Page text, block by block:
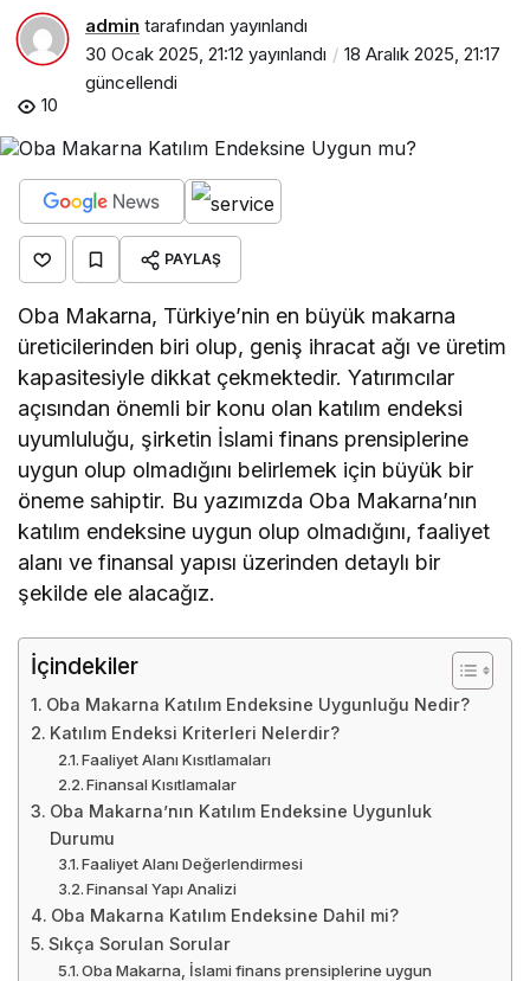
admin tarafından yayınlandı
30 Ocak 2025, 21:12 yayınlandı
18 Aralık 2025, 21:17
güncellendi
10
PAYLAŞ
Oba Makarna, Türkiye’nin en büyük makarna
üreticilerinden biri olup, geniş ihracat ağı ve üretim
kapasitesiyle dikkat çekmektedir. Yatırımcılar
açısından önemli bir konu olan katılım endeksi
uyumluluğu, şirketin İslami finans prensiplerine
uygun olup olmadığını belirlemek için büyük bir
öneme sahiptir. Bu yazımızda Oba Makarna’nın
katılım endeksine uygun olup olmadığını, faaliyet
alanı ve finansal yapısı üzerinden detaylı bir
şekilde ele alacağız.
İçindekiler
Oba Makarna Katılım Endeksine Uygunluğu Nedir?
Katılım Endeksi Kriterleri Nelerdir?
Faaliyet Alanı Kısıtlamaları
Finansal Kısıtlamalar
Oba Makarna’nın Katılım Endeksine Uygunluk
Durumu
Faaliyet Alanı Değerlendirmesi
Finansal Yapı Analizi
Oba Makarna Katılım Endeksine Dahil mi?
Sıkça Sorulan Sorular
Oba Makarna, İslami finans prensiplerine uygun